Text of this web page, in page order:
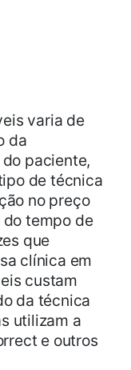
varia de
da
paciente,
de técnica
no preço
tempo de
que
clínica em
custam
da técnica
utilizam a
e outros